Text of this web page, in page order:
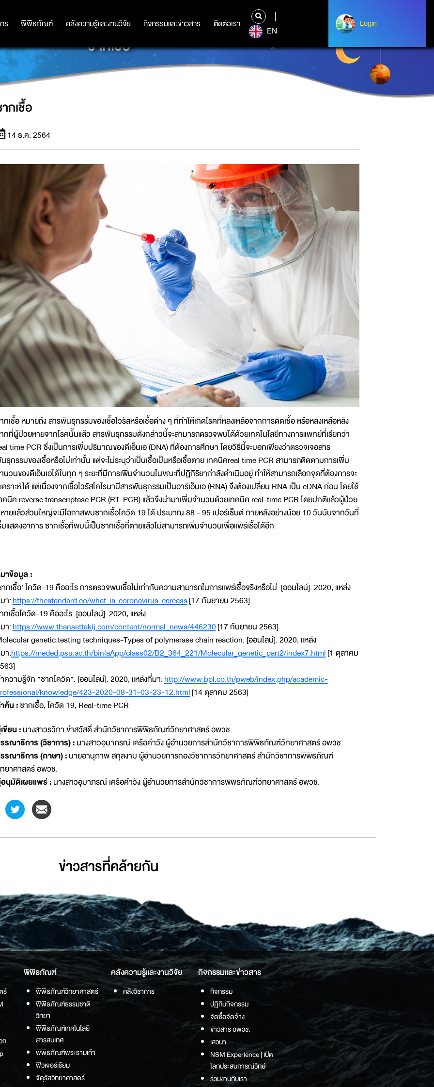
ร พิพิธภัณฑ์ คลังความรู้และงานวิจัย กิจกรรมและข่าวสาร ติดต่อเรา
ร พิพิธภัณฑ์ คลังความรู้และงานวิจัย กิจกรรมและข่าวสาร ติดต่อเรา
EN
Login
Login
ซากเชื้อ
กเชื้อ
14 ธ.ค. 2564
กเชื้อ หมายถึง สารพันธุกรรมของเชื้อไวรัสหรือเชื้อต่าง ๆ ที่ทำให้เกิดโรคที่หลงเหลือจากการติดเชื้อ หรือหลงเหลือหลัง
กที่ผู้ป่วยหายจากโรคนั้นแล้ว สารพันธุกรรมดังกล่าวนี้จะสามารถตรวจพบได้ด้วยเทคโนโลยีทางการแพทย์ที่เรียกว่า
time PCR ซึ่งเป็นการเพิ่มปริมาณของดีเอ็นเอ (DNA) ที่ต้องการศึกษา โดยวิธีนี้จะบอกเพียงว่าตรวจเจอสาร
ธุกรรมของเชื้อหรือไม่เท่านั้น แต่จะไม่ระบุว่าเป็นเชื้อเป็นหรือเชื้อตาย เทคนิคreal time PCR สามารถติดตามการเพิ่ม
นวนของดีเอ็นเอได้ในทุก ๆ ระยะที่มีการเพิ่มจำนวนในขณะที่ปฏิกิริยากำลังดำเนินอยู่ ทำให้สามารถเลือกจุดที่ต้องการจะ
คราะห์ได้ แต่เนื่องจากเชื้อไวรัสโคโรนามีสารพันธุกรรมเป็นอาร์เอ็นเอ (RNA) จึงต้องเปลี่ยน RNA เป็น cDNA ก่อน โดยใช้
คนิค reverse transcriptase PCR (RT-PCR) แล้วจึงนำมาเพิ่มจำนวนด้วยเทคนิค real-time PCR โดยปกติแล้วผู้ป่วย
ายแล้วส่วนใหญ่จะมีโอกาสพบซากเชื้อโควิด 19 ได้ ประมาณ 88 - 95 เปอร์เซ็นต์ ภายหลังอย่างน้อย 10 วันนับจากวันที่
มแสดงอาการ ซากเชื้อที่พบนี้เป็นซากเชื้อที่ตายแล้วไม่สามารถเพิ่มจำนวนเพื่อแพร่เชื้อได้อีก
าข้อมูล :
ากเชื้อ’ โควิด-19 คืออะไร การตรวจพบเชื้อไม่เท่ากับความสามารถในการแพร่เชื้อจริงหรือไม่. [ออนไลน์]. 2020, แหล่ง
า:https://thestandard.co/what-is-coronavirus-carcass[17 กันยายน 2563]
กเชื้อโควิด-19 คืออะไร. [ออนไลน์]. 2020, แหล่ง
า:https://www.thansettakij.com/content/normal_news/446230[17 กันยายน 2563]
genetic testing techniques-Types of polymerase chain reaction. [ออนไลน์]. 2020, แหล่ง
า:https://meded.psu.ac.th/binlaApp/class02/B2_364_221/Molecular_genetic_part2/index7.html[1 ตุลาคม
ความรู้จัก "ซากโควิด". [ออนไลน์]. 2020, แหล่งที่มา:http://www.bpl.co.th/pweb/index.php/academic-
knowledge/423-2020-08-31-03-23-12.html[14 ตุลาคม 2563]
ค้น :ซากเชื้อ, โควิด 19, Real-time PCR
ขียน :นางสาวรวิภา ขำสวัสดิ์ สำนักวิชาการพิพิธภัณฑ์วิทยาศาสตร์ อพวช.
รณาธิการ (วิชาการ) :นางสาวอุมาภรณ์ เครือคำวัง ผู้อำนวยการสำนักวิชาการพิพิธภัณฑ์วิทยาศาสตร์ อพวช.
รณาธิการ (ภาษา) :นายอานุภาพ สกุลงาม ผู้อำนวยการกองวิชาการวิทยาศาสตร์ สำนักวิชาการพิพิธภัณฑ์
ยาศาสตร์ อพวช.
นุมัติเผยแพร่ :นางสาวอุมาภรณ์ เครือคำวัง ผู้อำนวยการสำนักวิชาการพิพิธภัณฑ์วิทยาศาสตร์ อพวช.
ข่าวสารที่่คล้ายกัน
ร์
ก
พิพิธภัณฑ์
พิพิธภัณฑ์วิทยาศาสตร์
พิพิธภัณฑ์ธรรมชาติ
วิทยา
พิพิธภัณฑ์เทคโนโลยี
สารสนเทศ
พิพิธภัณฑ์พระรามเก้า
ฟิวเจอร์เรียม
จัตุรัสวิทยาศาสตร์
คลังความรู้และงานวิจัย
คลังวิชาการ
กิจกรรมและข่าวสาร
กิจกรรม
ปฏิทินกิจกรรม
จัดซื้อจัดจ้าง
ข่าวสาร อพวช.
เสวนา
NSM Experience | เปิด
โลกประสบการณ์วิทย์
ร่วมงานกับเรา